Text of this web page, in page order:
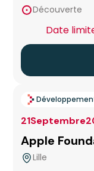
Créteil
Dax
Découverte
Date
21Septembre
Apple
Lille